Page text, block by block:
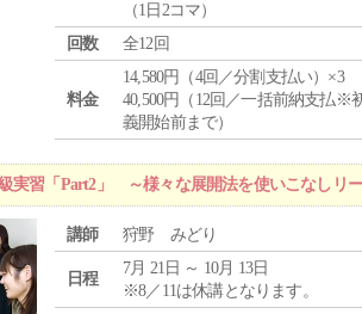
（1日2コマ）
回数
全12回
料金
14,580円（4回／分割支払い）×3
40,500円（12回／一括前納支払※
義開始前まで）
実習「Part2」 ～様々な展開法を使いこなしリ
講師 狩野 みどり
日程
7月 21日 ～ 10月 13日
※8／11は休講となります。